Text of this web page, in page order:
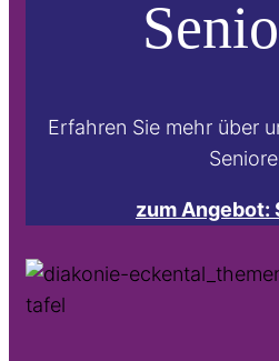
Erfahren Sie mehr über
zum Angebot: